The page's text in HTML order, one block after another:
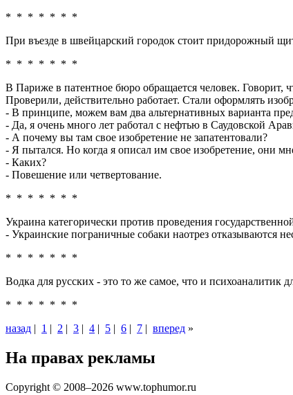
* * * * * * *
При въезде в швейцарский городок стоит придорожный
* * * * * * *
В Париже в патентное бюро обращается человек. Говорит,
Проверили, действительно работает. Стали оформлять
- В принципе, можем вам два альтернативных варианта
- Да, я очень много лет работал с нефтью в Саудовской
- А почему вы там свое изобретение не запатентовали?
- Я пытался. Но когда я описал им свое изобретение, они
- Каких?
- Повешение или четвертование.
* * * * * * *
Украина категорически против проведения
- Украинские пограничные собаки наотрез отказываются
* * * * * * *
Водка для русских - это то же самое, что и психоаналитик
* * * * * * *
назад | 1 | 2 | 3 | 4 | 5 | 6 | 7 | вперед »
На правах рекламы
Copyright © 2008–2026 www.tophumor.ru